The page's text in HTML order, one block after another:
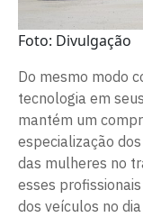
Foto: Divulgação
Do mesmo modo
tecnologia em
mantém um
especialização
das mulheres no
esses
dos veículos no